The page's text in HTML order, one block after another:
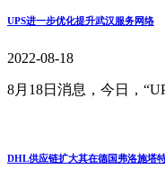
UPS进一步优化提升武汉服务网络
2022-08-18
8月18日消息，今日，
DHL供应链扩大其在德国弗洛施塔